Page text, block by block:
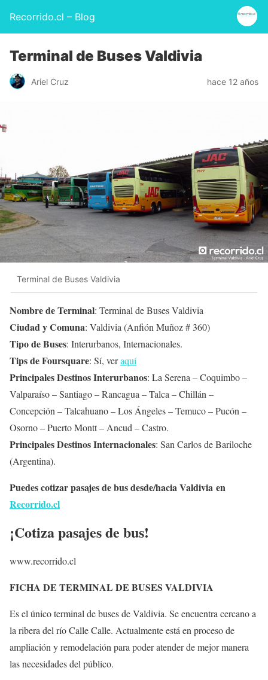
Recorrido.cl – Blog
Terminal de Buses Valdivia
Ariel Cruz hace 12 años
Terminal de Buses Valdivia
Nombre de Terminal: Terminal de Buses Valdivia
Ciudad y Comuna: Valdivia (Anfión Muñoz # 360)
Tipo de Buses: Interurbanos, Internacionales.
Tips de Foursquare: Sí, veraquí
Principales Destinos Interurbanos: La Serena – Coquimbo –
Valparaíso – Santiago – Rancagua – Talca – Chillán –
Concepción – Talcahuano – Los Ángeles – Temuco – Pucón –
Osorno – Puerto Montt – Ancud – Castro.
Principales Destinos Internacionales: San Carlos de Bariloche
(Argentina).
Puedes cotizar pasajes de bus desde/hacia Valdivia en
Recorrido.cl
¡Cotiza pasajes de bus!
www.recorrido.cl
FICHA DE TERMINAL DE BUSES VALDIVIA
Es el único terminal de buses de Valdivia. Se encuentra cercano a
la ribera del río Calle Calle. Actualmente está en proceso de
ampliación y remodelación para poder atender de mejor manera
las necesidades del público.